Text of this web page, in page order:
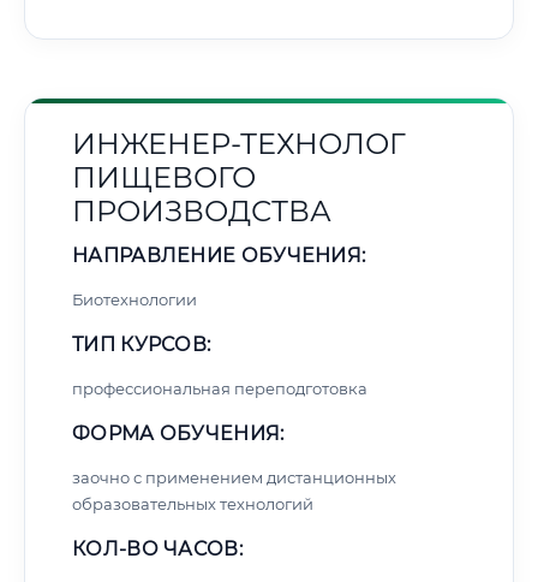
ИНЖЕНЕР-ТЕХНОЛОГ
ПИЩЕВОГО
ПРОИЗВОДСТВА
НАПРАВЛЕНИЕ ОБУЧЕНИЯ:
Биотехнологии
ТИП КУРСОВ:
профессиональная переподготовка
ФОРМА ОБУЧЕНИЯ:
заочно с применением дистанционных
образовательных технологий
КОЛ-ВО ЧАСОВ: